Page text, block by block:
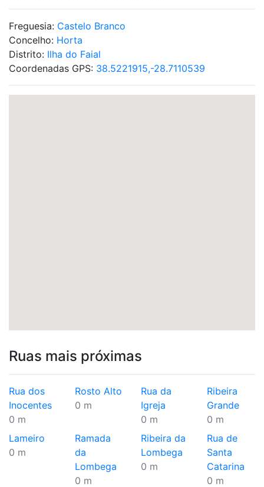
Freguesia: Castelo Branco
Concelho: Horta
Distrito: Ilha do Faial
Coordenadas GPS: 38.5221915,-28.7110539
Ruas mais próximas
Rua dos
Inocentes
0 m
Rosto Alto
0 m
Rua da
Igreja
0 m
Ribeira
Grande
0 m
Lameiro
0 m
Ramada
da
Lombega
0 m
Ribeira da
Lombega
0 m
Rua de
Santa
Catarina
0 m